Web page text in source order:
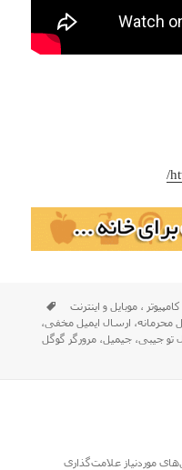
كامپيوتر ، موبایل و اينترنت
محرمانه، ارسال ایمیل مخفی،
تو جیبی،جیمیل،مرورگر گوگل
موردنیاز علامت‌گذاری